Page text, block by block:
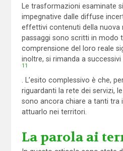
Le trasformazioni esaminate
impegnative dalle diffuse
effettivi contenuti della nuova
passaggi sono scritti in modo
comprensione del loro reale
inoltre, si rimanda a successivi
11
. L’esito complessivo è che,
riguardanti la rete dei servizi,
sono ancora chiare a tanti tra
attuarlo nei territori.
La parola ai